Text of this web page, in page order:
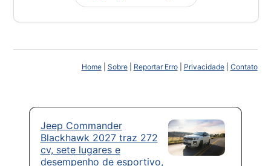
Home| Sobre| Reportar Erro| Privacidade| Contato
Jeep Commander
Blackhawk 2027 traz 272
cv, sete lugares e
desempenho de esportivo,